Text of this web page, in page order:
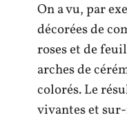
On a vu, par
décorées de
roses et de
arches de
colorés. Le
vivantes et